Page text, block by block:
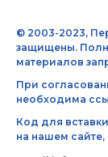
© 2003-2023,
защищены.
материалов
При
необходима
Код для
на нашем